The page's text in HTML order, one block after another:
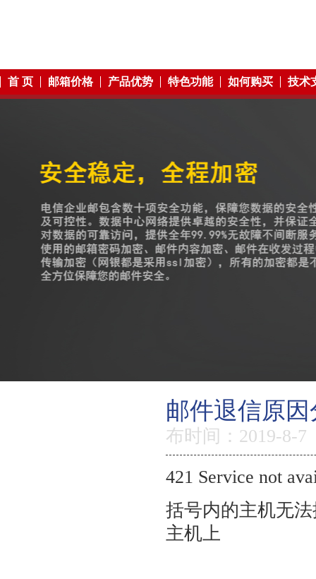
首 页 邮箱价格 产品优势 特色功能 如何购买 技术
邮件退信原
布时间：2019-8-7
421 Service not
括号内的主机无
主机上